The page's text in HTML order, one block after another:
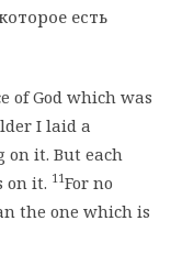
есть
of God which was
I laid a
it. But each
on it. 11For no
the one which is